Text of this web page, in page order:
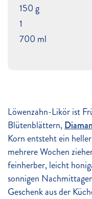
Löwenzahn-Likör ist
Blütenblättern,
Korn entsteht ein
mehrere Wochen
feinherber, leicht
sonnigen
Geschenk aus der
150 g
1
700 ml